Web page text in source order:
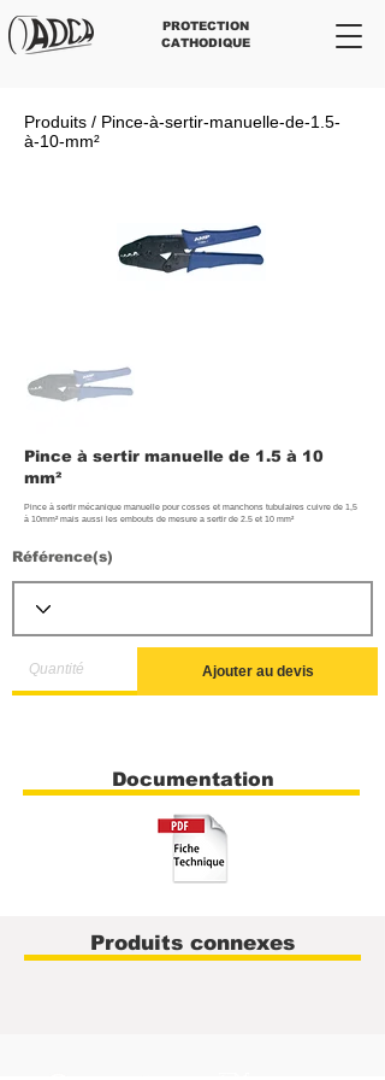
PROTECTION
CATHODIQUE
Produits / Pince-à-sertir-manuelle-de-1.5-
à-10-mm²
Pince à sertir manuelle de 1.5 à 10
mm²
Pince à sertir mécanique manuelle pour cosses et manchons tubulaires cuivre de 1,5
à 10mm² mais aussi les embouts de mesure a sertir de 2.5 et 10 mm²
Référence(s)
Ajouter au devis
Documentation
Produits connexes